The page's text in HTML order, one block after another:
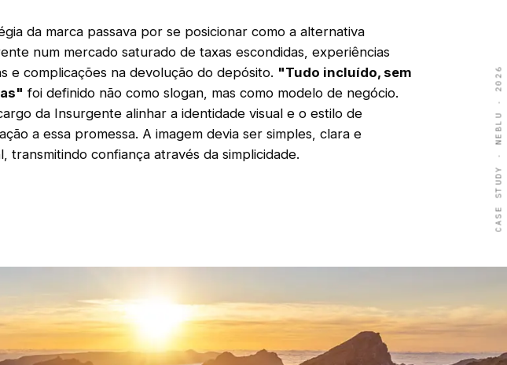
CASE STUDY · NEBLU · 2026
da marca passava por se posicionar como a alternativa
num mercado saturado de taxas escondidas, experiências
e complicações na devolução do depósito. "Tudo incluído, sem
foi definido não como slogan, mas como modelo de negócio.
da Insurgente alinhar a identidade visual e o estilo de
a essa promessa. A imagem devia ser simples, clara e
transmitindo confiança através da simplicidade.